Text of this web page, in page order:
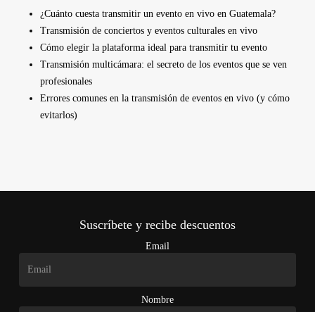
¿Cuánto cuesta transmitir un evento en vivo en Guatemala?
Transmisión de conciertos y eventos culturales en vivo
Cómo elegir la plataforma ideal para transmitir tu evento
Transmisión multicámara: el secreto de los eventos que se ven
profesionales
Errores comunes en la transmisión de eventos en vivo (y cómo
evitarlos)
Suscríbete y recibe descuentos
Email
Nombre